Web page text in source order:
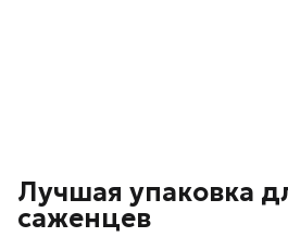
Лучшая упаковка
саженцев